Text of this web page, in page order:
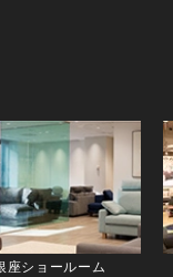
座ショールーム